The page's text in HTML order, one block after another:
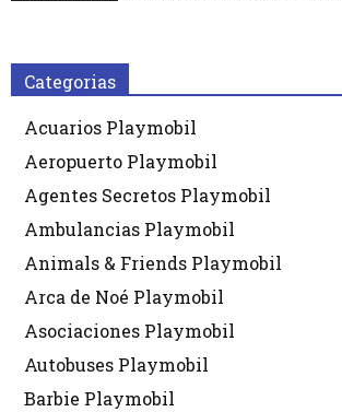
Categorias
Acuarios Playmobil
Aeropuerto Playmobil
Agentes Secretos Playmobil
Ambulancias Playmobil
Animals & Friends Playmobil
Arca de Noé Playmobil
Asociaciones Playmobil
Autobuses Playmobil
Barbie Playmobil